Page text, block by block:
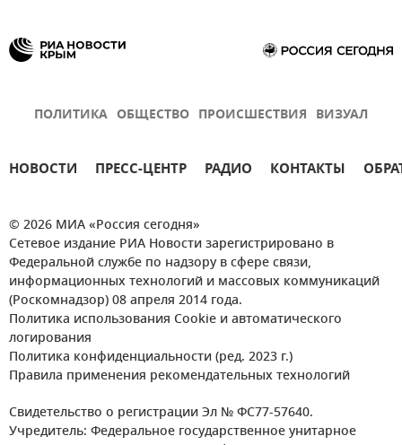
ПОЛИТИКА ОБЩЕСТВО ПРОИСШЕСТВИЯ ВИЗУАЛ
НОВОСТИ ПРЕСС-ЦЕНТР РАДИО КОНТАКТЫ
© 2026 МИА «Россия сегодня»
Сетевое издание РИА Новости зарегистрировано в
Федеральной службе по надзору в сфере связи,
информационных технологий и массовых коммуникаций
(Роскомнадзор) 08 апреля 2014 года.
Политика использования Cookie и автоматического
логирования
Политика конфиденциальности (ред. 2023 г.)
Правила применения рекомендательных технологий
Свидетельство о регистрации Эл № ФС77-57640.
Учредитель: Федеральное государственное унитарное